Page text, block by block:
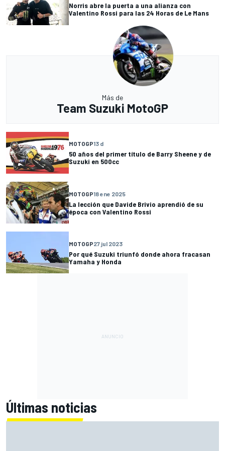
Norris abre la puerta a una alianza con
Valentino Rossi para las 24 Horas de Le Mans
Más de
Team Suzuki MotoGP
MOTOGP13 d
50 años del primer título de Barry Sheene y de
Suzuki en 500cc
MOTOGP18 ene 2025
La lección que Davide Brivio aprendió de su
época con Valentino Rossi
MOTOGP27 jul 2023
Por qué Suzuki triunfó donde ahora fracasan
Yamaha y Honda
Últimas noticias